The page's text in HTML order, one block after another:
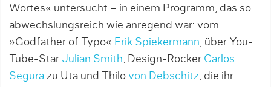
Wortes« untersucht – in einem Programm, das so
abwechslungsreich wie anregend war: vom
»Godfather of Typo« Erik Spiekermann, über You-
Tube-Star Julian Smith, Design-Rocker Carlos
Segura zu Uta und Thilo von Debschitz, die ihr